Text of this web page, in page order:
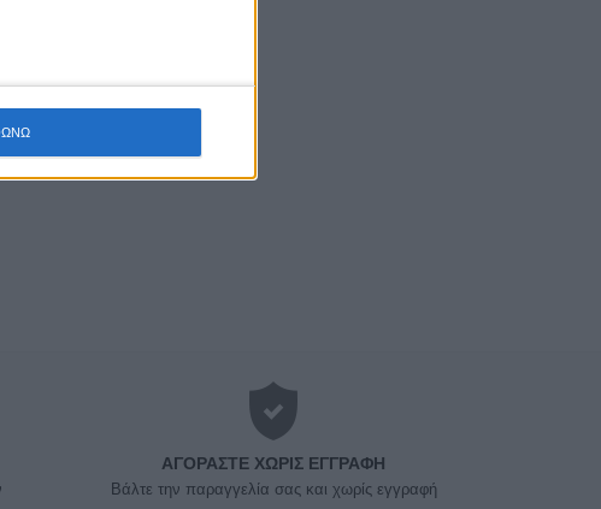
ΑΓΟΡΆΣΤΕ ΧΩΡΊΣ ΕΓΓΡΑΦΉ
Βάλτε την παραγγελία σας και χωρίς εγγραφή